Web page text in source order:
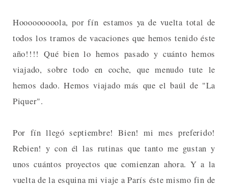
Hooooooooola, por fín estamos ya de vuelta total de
todos los tramos de vacaciones que hemos tenido éste
año!!!! Qué bien lo hemos pasado y cuánto hemos
viajado, sobre todo en coche, que menudo tute le
hemos dado. Hemos viajado más que el baúl de "La
Piquer".
Por fín llegó septiembre! Bien! mi mes preferido!
Rebien! y con él las rutinas que tanto me gustan y
unos cuántos proyectos que comienzan ahora. Y a la
vuelta de la esquina mi viaje a París éste mismo fin de